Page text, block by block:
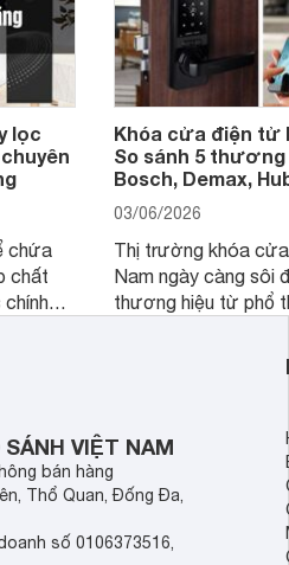
lọc
chứa
chất
Khóa cửa điện tử
So sánh 5 thương
Bosch, Demax,
03/06/2026
Thị trường khóa
Nam ngày càng sôi
thương hiệu từ phổ
cửa điện tử hãng
sẽ so sánh 5
Demax, Hubert và
VIỆT NAM
bán hàng
Thổ Quan, Đống Đa,
số 0106373516,